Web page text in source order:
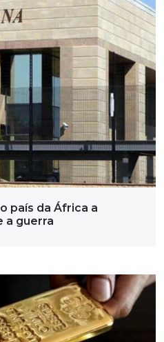
país da África a
a guerra